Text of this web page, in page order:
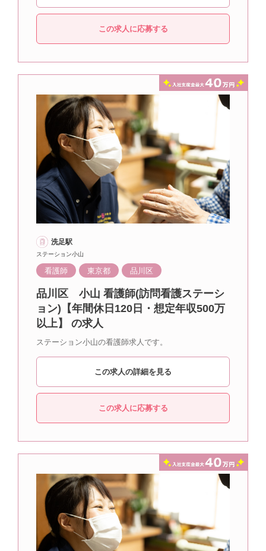
この求人に応募する
洗足駅
ステーション小山
看護師 東京都 品川区
品川区 小山 看護師(訪問看護ステーシ
ョン)【年間休日120日・想定年収500万
以上】 の求人
ステーション小山の看護師求人です。
この求人の詳細を見る
この求人に応募する